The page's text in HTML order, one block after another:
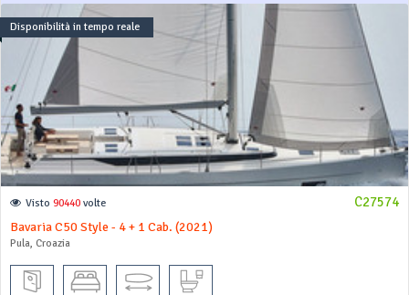
Disponibilità in tempo reale
C27574
Visto 90440 volte
Bavaria C50 Style - 4 + 1 Cab. (2021)
Pula, Croazia